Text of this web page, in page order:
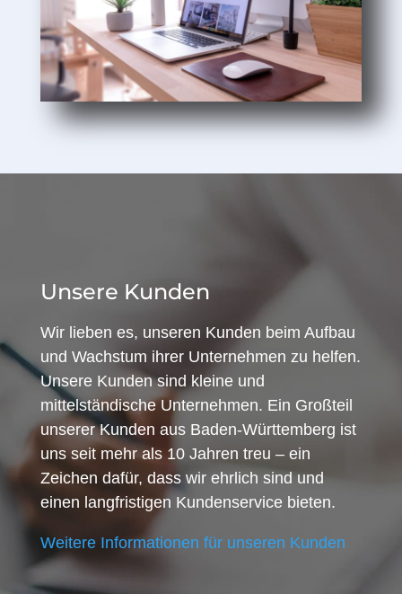
Unsere Kunden
Wir lieben es, unseren Kunden beim Aufbau
und Wachstum ihrer Unternehmen zu helfen.
Unsere Kunden sind kleine und
mittelständische Unternehmen. Ein Großteil
unserer Kunden aus Baden-Württemberg ist
uns seit mehr als 10 Jahren treu – ein
Zeichen dafür, dass wir ehrlich sind und
einen langfristigen Kundenservice bieten.
Weitere Informationen für unseren Kunden